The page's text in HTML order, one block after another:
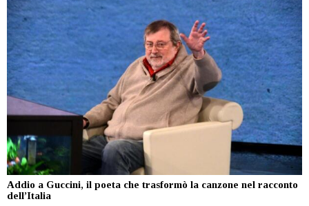
Addio a Guccini, il poeta che trasformò la canzone nel racconto
dell’Italia